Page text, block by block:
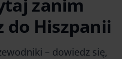
zanim
do Hiszpanii
– dowiedz się,